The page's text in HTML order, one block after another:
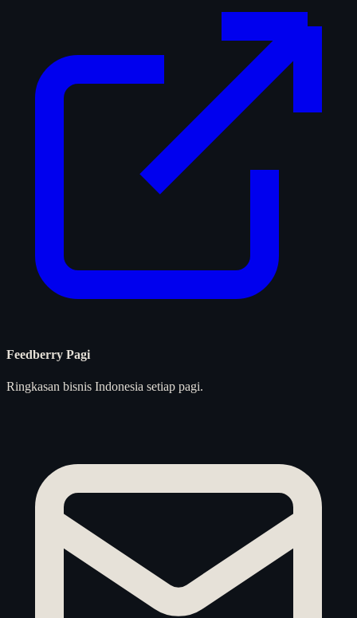
Feedberry Pagi
Ringkasan bisnis Indonesia setiap pagi.